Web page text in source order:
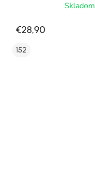
Skladom
€28,90
152